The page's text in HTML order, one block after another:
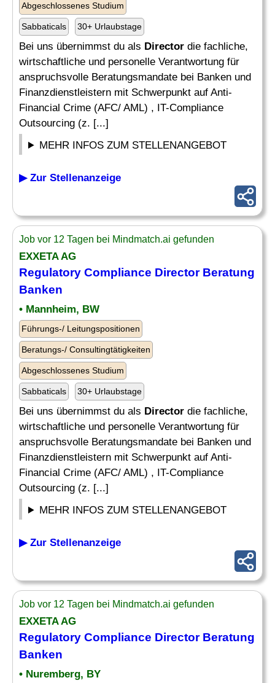
Abgeschlossenes Studium
Sabbaticals 30+ Urlaubstage
Bei uns übernimmst du als Director die fachliche,
wirtschaftliche und personelle Verantwortung für
anspruchsvolle Beratungsmandate bei Banken und
Finanzdienstleistern mit Schwerpunkt auf Anti-
Financial Crime (AFC/ AML) , IT-Compliance
Outsourcing (z. [...]
MEHR INFOS ZUM STELLENANGEBOT
▶ Zur Stellenanzeige
Job vor 12 Tagen bei Mindmatch.ai gefunden
EXXETA AG
Regulatory Compliance DirectorBeratung
Banken
• Mannheim, BW
Führungs-/ Leitungspositionen
Beratungs-/ Consultingtätigkeiten
Abgeschlossenes Studium
Sabbaticals 30+ Urlaubstage
Bei uns übernimmst du als Director die fachliche,
wirtschaftliche und personelle Verantwortung für
anspruchsvolle Beratungsmandate bei Banken und
Finanzdienstleistern mit Schwerpunkt auf Anti-
Financial Crime (AFC/ AML) , IT-Compliance
Outsourcing (z. [...]
MEHR INFOS ZUM STELLENANGEBOT
▶ Zur Stellenanzeige
Job vor 12 Tagen bei Mindmatch.ai gefunden
EXXETA AG
Regulatory Compliance DirectorBeratung
Banken
• Nuremberg, BY